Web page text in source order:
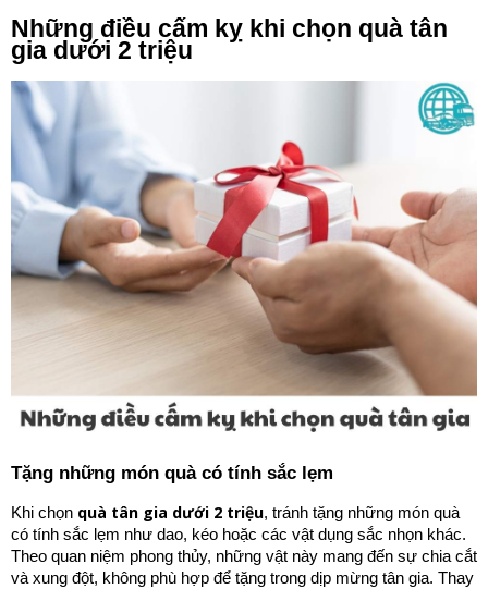
Những điều cấm kỵ khi chọn quà tân
gia dưới 2 triệu
Tặng những món quà có tính sắc lẹm
Khi chọn quà tân gia dưới 2 triệu, tránh tặng những món quà
có tính sắc lẹm như dao, kéo hoặc các vật dụng sắc nhọn khác.
Theo quan niệm phong thủy, những vật này mang đến sự chia cắt
và xung đột, không phù hợp để tặng trong dịp mừng tân gia. Thay